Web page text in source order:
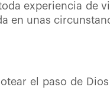
experiencia de
en unas
el paso de